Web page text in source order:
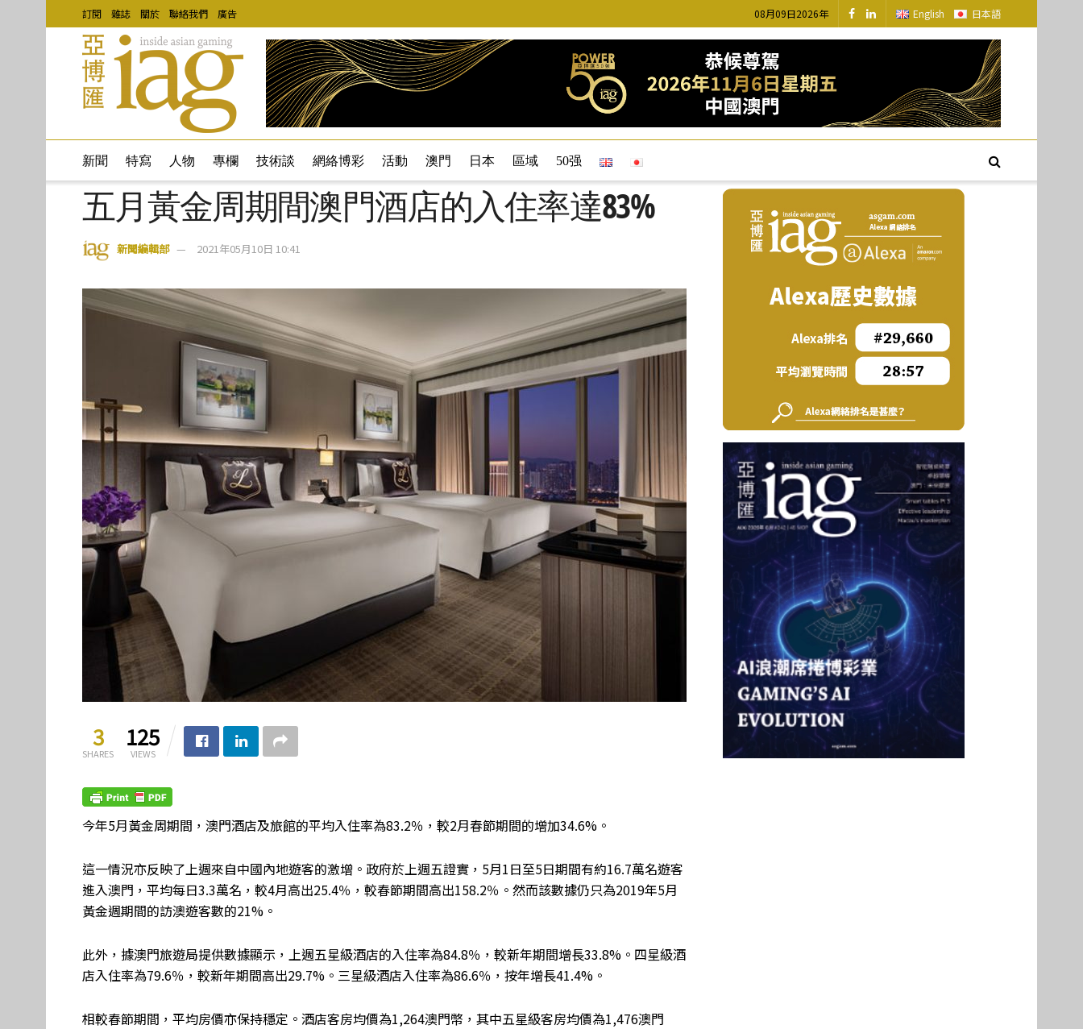
訂閱 雜誌 關於 聯絡我們 廣告 08月09日2026年 English 日本語
新聞 特寫 人物 專欄 技術談 網絡博彩 活動 澳門 日本 區域 50强
五月黃金周期間澳門酒店的入住率達83%
新聞編輯部 2021年05月10日 10:41
3
SHARES
125
VIEWS
今年5月黃金周期間，澳門酒店及旅館的平均入住率為83.2％，較2月春節期間的增加34.6%。
這一情況亦反映了上週來自中國內地遊客的激增。政府於上週五證實，5月1日至5日期間有約16.7萬名遊客
進入澳門，平均每日3.3萬名，較4月高出25.4％，較春節期間高出158.2％。然而該數據仍只為2019年5月
黃金週期間的訪澳遊客數的21%。
此外，據澳門旅遊局提供數據顯示，上週五星級酒店的入住率為84.8％，較新年期間增長33.8%。四星級酒
店入住率為79.6％，較新年期間高出29.7%。三星級酒店入住率為86.6％，按年增長41.4%。
相較春節期間，平均房價亦保持穩定。酒店客房均價為1,264澳門幣，其中五星級客房均價為1,476澳門